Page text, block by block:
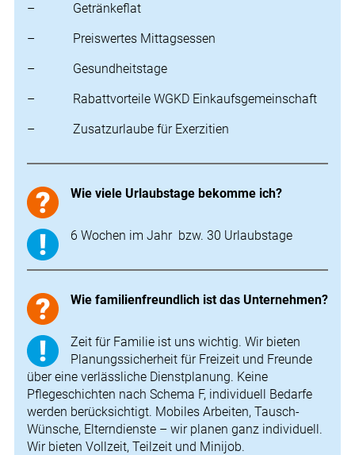
– Getränkeflat
– Preiswertes Mittagsessen
– Gesundheitstage
– Rabattvorteile WGKD Einkaufsgemeinschaft
– Zusatzurlaube für Exerzitien
Wie viele Urlaubstage bekomme ich?
6 Wochen im Jahr bzw. 30 Urlaubstage
Wie familienfreundlich ist das Unternehmen?
Zeit für Familie ist uns wichtig. Wir bieten
Planungssicherheit für Freizeit und Freunde
über eine verlässliche Dienstplanung. Keine
Pflegeschichten nach Schema F, individuell Bedarfe
werden berücksichtigt. Mobiles Arbeiten, Tausch-
Wünsche, Elterndienste – wir planen ganz individuell.
Wir bieten Vollzeit, Teilzeit und Minijob.